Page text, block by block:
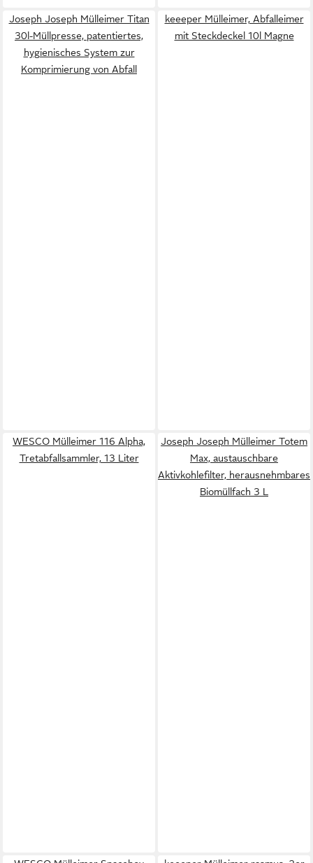
Joseph Joseph Mülleimer Titan
30l-Müllpresse, patentiertes,
hygienisches System zur
Komprimierung von Abfall
keeeper Mülleimer, Abfalleimer
mit Steckdeckel 10l Magne
WESCO Mülleimer 116 Alpha,
Tretabfallsammler, 13 Liter
Joseph Joseph Mülleimer Totem
Max, austauschbare
Aktivkohlefilter, herausnehmbares
Biomüllfach 3 L